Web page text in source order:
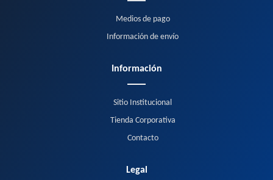
Medios de pago
Información de envío
Información
Sitio Institucional
Tienda Corporativa
Contacto
Legal